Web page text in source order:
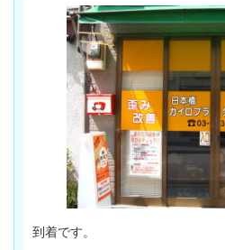
到着です。